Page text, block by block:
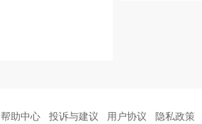
帮助中心 投诉与建议 用户协议 隐私政策